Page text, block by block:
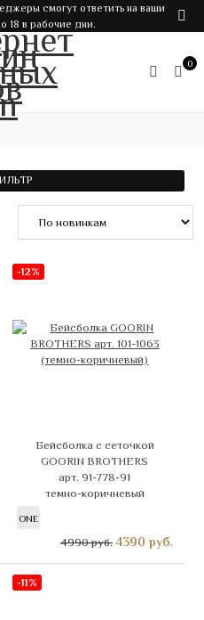
смогут ответить на ваши
18 в рабочие дни.
0
-12%
Бейсболка с сеточкой
GOORIN BROTHERS
арт. 91-778-91
темно-коричневый
ONE
4990 руб. 4390 руб.
-11%